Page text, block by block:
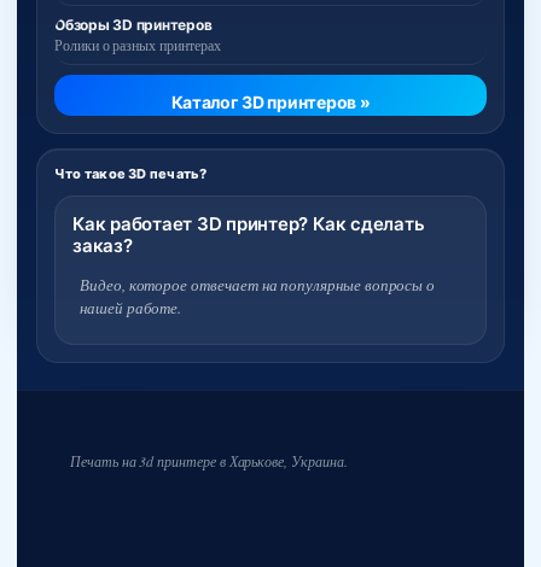
Обзоры 3D принтеров
Ролики о разных принтерах
Каталог 3D принтеров »
Что такое 3D печать?
Как работает 3D принтер? Как сделать
заказ?
Видео, которое отвечает на популярные вопросы о
нашей работе.
Печать на 3d принтере в Харькове, Украина.